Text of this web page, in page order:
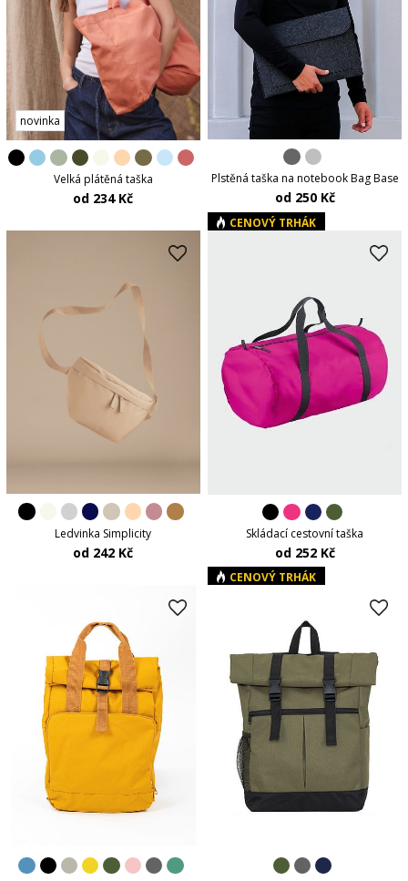
novinka
Velká plátěná taška
od 234 Kč
Plstěná taška na notebook Bag Base
od 250 Kč
Ledvinka Simplicity
od 242 Kč
CENOVÝ TRHÁK
Skládací cestovní taška
od 252 Kč
CENOVÝ TRHÁK